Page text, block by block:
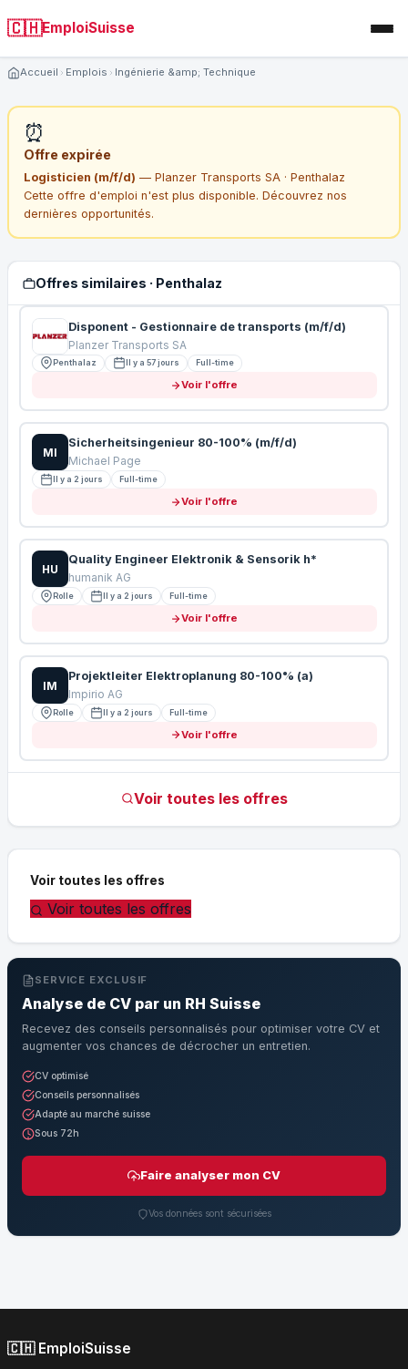
🇨🇭EmploiSuisse
Accueil Emplois Ingénierie &amp; Technique
⏰
Offre expirée
Logisticien (m/f/d) — Planzer Transports SA · Penthalaz
Cette offre d'emploi n'est plus disponible. Découvrez nos
dernières opportunités.
Offres similaires · Penthalaz
Disponent - Gestionnaire de transports (m/f/d)
Planzer Transports SA
Penthalaz Il y a 57 jours Full-time
Voir l'offre
MI
Sicherheitsingenieur 80-100% (m/f/d)
Michael Page
Il y a 2 jours Full-time
Voir l'offre
HU
Quality Engineer Elektronik & Sensorik h*
humanik AG
Rolle Il y a 2 jours Full-time
Voir l'offre
IM
Projektleiter Elektroplanung 80-100% (a)
Impirio AG
Rolle Il y a 2 jours Full-time
Voir l'offre
Voir toutes les offres
Voir toutes les offres
Voir toutes les offres
SERVICE EXCLUSIF
Analyse de CV par un RH Suisse
Recevez des conseils personnalisés pour optimiser votre CV et
augmenter vos chances de décrocher un entretien.
CV optimisé
Conseils personnalisés
Adapté au marché suisse
Sous 72h
Faire analyser mon CV
Vos données sont sécurisées
🇨🇭 EmploiSuisse